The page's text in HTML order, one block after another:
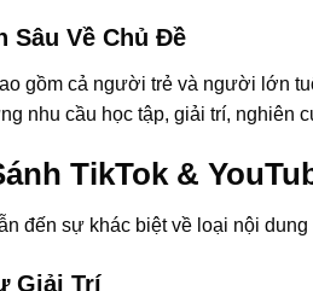
Sâu Về Chủ Đề
gồm cả người trẻ và người lớn
nhu cầu học tập, giải trí, nghiên
TikTok &
đến sự khác biệt về loại nội
Giải Trí